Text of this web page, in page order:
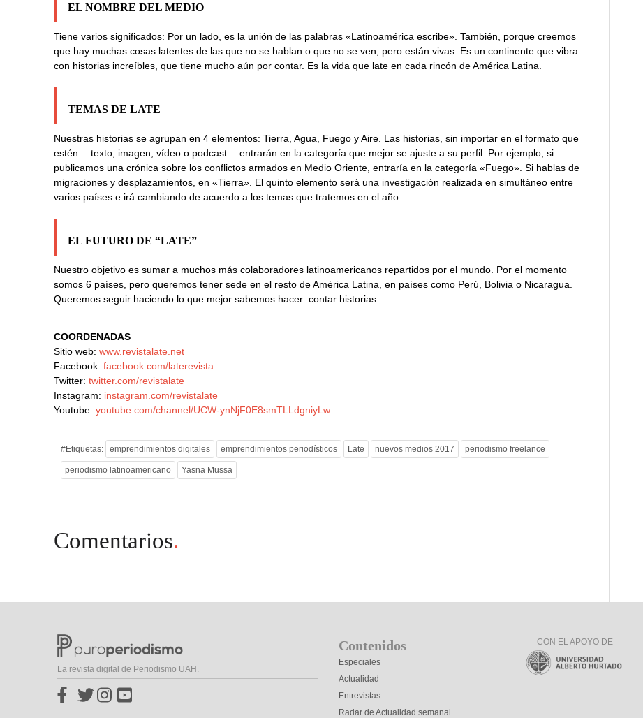
EL NOMBRE DEL MEDIO
Tiene varios significados: Por un lado, es la unión de las palabras «Latinoamérica escribe». También, porque creemos
que hay muchas cosas latentes de las que no se hablan o que no se ven, pero están vivas. Es un continente que vibra
con historias increíbles, que tiene mucho aún por contar. Es la vida que late en cada rincón de América Latina.
TEMAS DE LATE
Nuestras historias se agrupan en 4 elementos: Tierra, Agua, Fuego y Aire. Las historias, sin importar en el formato que
estén —texto, imagen, vídeo o podcast— entrarán en la categoría que mejor se ajuste a su perfil. Por ejemplo, si
publicamos una crónica sobre los conflictos armados en Medio Oriente, entraría en la categoría «Fuego». Si hablas de
migraciones y desplazamientos, en «Tierra». El quinto elemento será una investigación realizada en simultáneo entre
varios países e irá cambiando de acuerdo a los temas que tratemos en el año.
EL FUTURO DE “LATE”
Nuestro objetivo es sumar a muchos más colaboradores latinoamericanos repartidos por el mundo. Por el momento
somos 6 países, pero queremos tener sede en el resto de América Latina, en países como Perú, Bolivia o Nicaragua.
Queremos seguir haciendo lo que mejor sabemos hacer: contar historias.
COORDENADAS
Sitio web:www.revistalate.net
Facebook:facebook.com/laterevista
Twitter:twitter.com/revistalate
Instagram: instagram.com/revistalate
Youtube:youtube.com/channel/UCW-ynNjF0E8smTLLdgniyLw
#Etiquetas: emprendimientos digitales emprendimientos periodísticos Late nuevos medios 2017 periodismo freelance
periodismo latinoamericano Yasna Mussa
Comentarios.
La revista digital de Periodismo UAH.
Contenidos
Especiales
Actualidad
Entrevistas
Radar de Actualidad semanal
CON EL APOYO DE